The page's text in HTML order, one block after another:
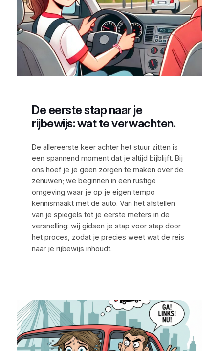
De eerste stap naar je
rijbewijs: wat te verwachten.
De allereerste keer achter het stuur zitten is
een spannend moment dat je altijd bijblijft. Bij
ons hoef je je geen zorgen te maken over de
zenuwen; we beginnen in een rustige
omgeving waar je op je eigen tempo
kennismaakt met de auto. Van het afstellen
van je spiegels tot je eerste meters in de
versnelling: wij gidsen je stap voor stap door
het proces, zodat je precies weet wat de reis
naar je rijbewijs inhoudt.